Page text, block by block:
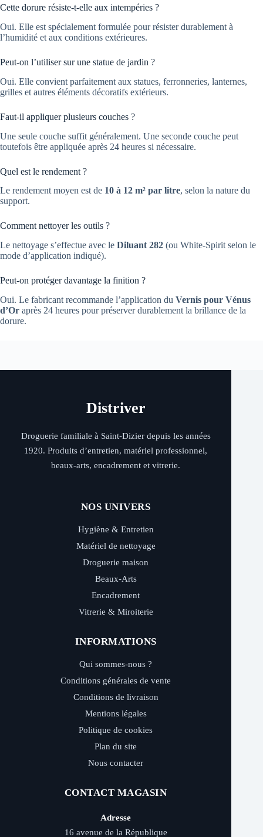
Cette dorure résiste-t-elle aux intempéries ?
Oui. Elle est spécialement formulée pour résister durablement à
l’humidité et aux conditions extérieures.
Peut-on l’utiliser sur une statue de jardin ?
Oui. Elle convient parfaitement aux statues, ferronneries, lanternes,
grilles et autres éléments décoratifs extérieurs.
Faut-il appliquer plusieurs couches ?
Une seule couche suffit généralement. Une seconde couche peut
toutefois être appliquée après 24 heures si nécessaire.
Quel est le rendement ?
Le rendement moyen est de 10 à 12 m² par litre, selon la nature du
support.
Comment nettoyer les outils ?
Le nettoyage s’effectue avec le Diluant 282 (ou White-Spirit selon le
mode d’application indiqué).
Peut-on protéger davantage la finition ?
Oui. Le fabricant recommande l’application du Vernis pour Vénus
d’Or après 24 heures pour préserver durablement la brillance de la
dorure.
Distriver
Droguerie familiale à Saint-Dizier depuis les années
1920. Produits d’entretien, matériel professionnel,
beaux-arts, encadrement et vitrerie.
NOS UNIVERS
Hygiène & Entretien
Matériel de nettoyage
Droguerie maison
Beaux-Arts
Encadrement
Vitrerie & Miroiterie
INFORMATIONS
Qui sommes-nous ?
Conditions générales de vente
Conditions de livraison
Mentions légales
Politique de cookies
Plan du site
Nous contacter
CONTACT MAGASIN
Adresse
16 avenue de la République